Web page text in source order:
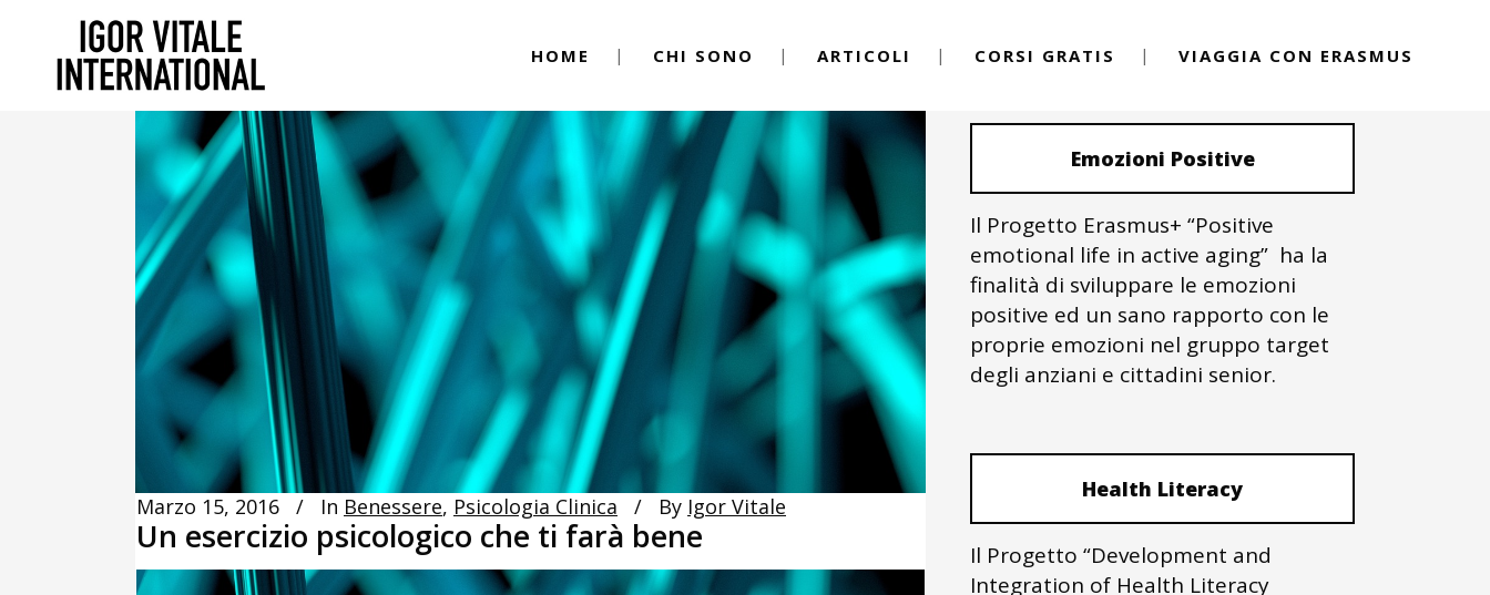
HOME CHI SONO ARTICOLI CORSI GRATIS VIAGGIA CON ERASMUS
Marzo 15, 2016 In Benessere, Psicologia Clinica By Igor Vitale
Un esercizio psicologico che ti farà bene
Emozioni Positive
Il Progetto Erasmus+ “Positive
emotional life in active aging” ha la
finalità di sviluppare le emozioni
positive ed un sano rapporto con le
proprie emozioni nel gruppo target
degli anziani e cittadini senior.
Health Literacy
Il Progetto “Development and
Integration of Health Literacy